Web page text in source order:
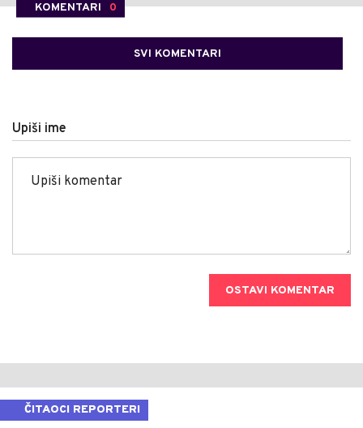
KOMENTARI 0
SVI KOMENTARI
Upiši ime
OSTAVI KOMENTAR
ČITAOCI REPORTERI